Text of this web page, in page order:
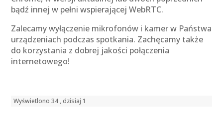
bądź innej w pełni wspierającej WebRTC.
Zalecamy wyłączenie mikrofonów i kamer w Państwa
urządzeniach podczas spotkania. Zachęcamy także
do korzystania z dobrej jakości połączenia
internetowego!
Wyświetlono 34 , dzisiaj 1